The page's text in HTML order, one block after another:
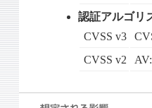
認証アルゴリ
CVSS v3
CVSS v2